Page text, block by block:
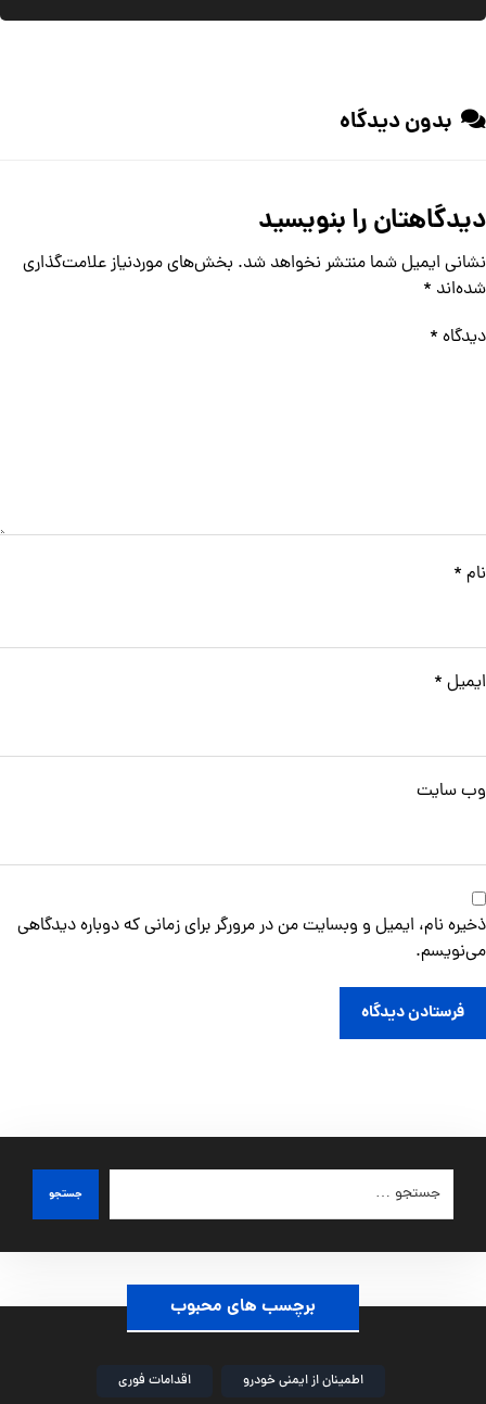
بدون دیدگاه
دیدگاهتان را بنویسید
نشانی ایمیل شما منتشر نخواهد شد. بخش‌های موردنیاز علامت‌گذاری
شده‌اند *
دیدگاه *
نام *
ایمیل *
وب‌ سایت
ذخیره نام، ایمیل و وبسایت من در مرورگر برای زمانی که دوباره دیدگاهی
می‌نویسم.
فرستادن دیدگاه
جستجو
برچسب های محبوب
اطمینان از ایمنی خودرو اقدامات فوری